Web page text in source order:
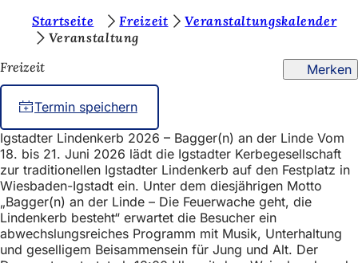
Inhalt anspringen
e
e
f
i
n
d
e
Startseite Freizeit
Veranstaltungskalender
Veranstaltung
Freizeit
Merken
Termin speichern
Igstadter Lindenkerb 2026 – Bagger(n) an der Linde Vom
18. bis 21. Juni 2026 lädt die Igstadter Kerbegesellschaft
zur traditionellen Igstadter Lindenkerb auf den Festplatz in
Wiesbaden-Igstadt ein. Unter dem diesjährigen Motto
„Bagger(n) an der Linde – Die Feuerwache geht, die
Lindenkerb besteht“ erwartet die Besucher ein
abwechslungsreiches Programm mit Musik, Unterhaltung
und geselligem Beisammensein für Jung und Alt. Der